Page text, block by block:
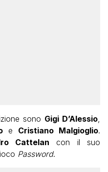
sono Gigi D’Alessio
e Cristiano Malgioglio.
Cattelan con il suo
Password.